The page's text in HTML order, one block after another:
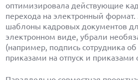
оптимизировала действующие
перехода на электронный
шаблоны кадровых документов
электронном виде, убрали
(например, подпись сотрудника
приказами на отпуск и приказами